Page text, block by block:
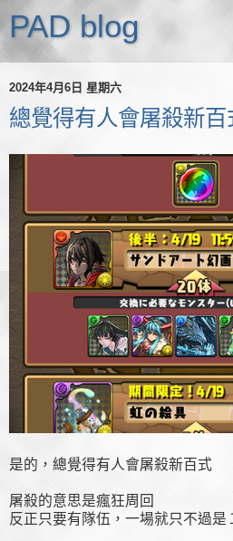
PAD blog
2024年4月6日 星期六
總覺得有人會屠殺新百
是的，總覺得有人會屠殺新百式
屠殺的意思是瘋狂周回
反正只要有隊伍，一場就只不過是